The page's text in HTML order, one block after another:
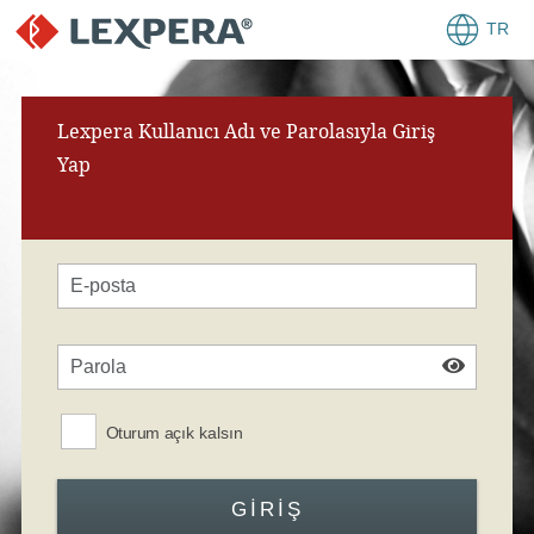
TR
Lexpera Kullanıcı Adı ve Parolasıyla Giriş
Yap
Oturum açık kalsın
GIRIŞ